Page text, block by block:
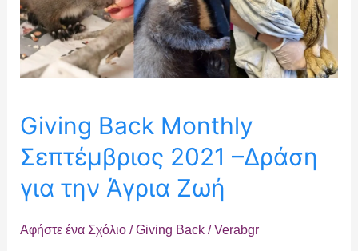
Giving Back Monthly
Σεπτέμβριος 2021 –Δράση
για την Άγρια Ζωή
Αφήστε ένα Σχόλιο /Giving Back/Verabgr